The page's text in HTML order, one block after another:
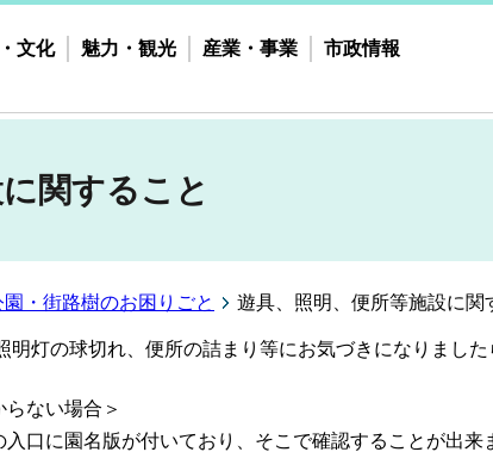
文化 魅力・観光 産業・事業 市政情報
関すること
園・街路樹のお困りごと 遊具、照明、便所等施設に関
明灯の球切れ、便所の詰まり等にお気づきになりまし
らない場合＞
入口に園名版が付いており、そこで確認することが出来